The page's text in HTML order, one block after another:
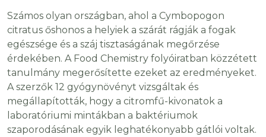
Számos olyan országban, ahol a Cymbopogon
citratus őshonos a helyiek a szárát rágják a fogak
egészsége és a száj tisztaságának megőrzése
érdekében. A Food Chemistry folyóiratban közzétett
tanulmány megerősítette ezeket az eredményeket.
A szerzők 12 gyógynövényt vizsgáltak és
megállapították, hogy a citromfű-kivonatok a
laboratóriumi mintákban a baktériumok
szaporodásának egyik leghatékonyabb gátlói voltak.